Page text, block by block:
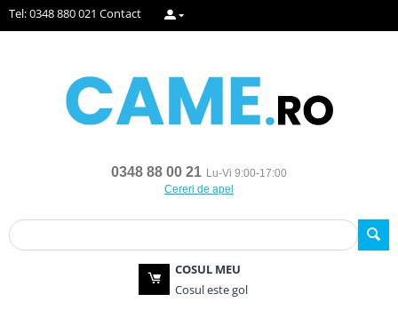
Tel: 0348 880 021 Contact
0348 88 00 21 Lu-Vi 9:00-17:00
Cereri de apel
COSUL MEU
Cosul este gol